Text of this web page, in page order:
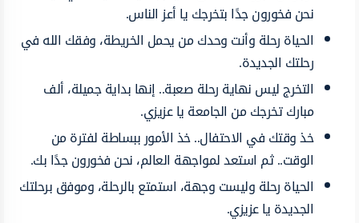
نحن فخورون جدًا بتخرجك يا أعز الناس.
الحياة رحلة وأنت وحدك من يحمل الخريطة، وفقك الله في
رحلتك الجديدة.
التخرج ليس نهاية رحلة صعبة.. إنها بداية جميلة، ألف
مبارك تخرجك من الجامعة يا عزيزي.
خذ وقتك في الاحتفال.. خذ الأمور ببساطة لفترة من
الوقت.. ثم استعد لمواجهة العالم، نحن فخورون جدًا بك.
الحياة رحلة وليست وجهة، استمتع بالرحلة، وموفق برحلتك
الجديدة يا عزيزي.